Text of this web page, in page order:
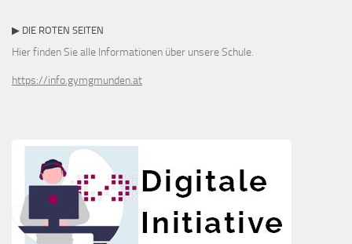
▶ DIE ROTEN SEITEN
Hier finden Sie alle Informationen über unsere Schule.
https://info.gymgmunden.at